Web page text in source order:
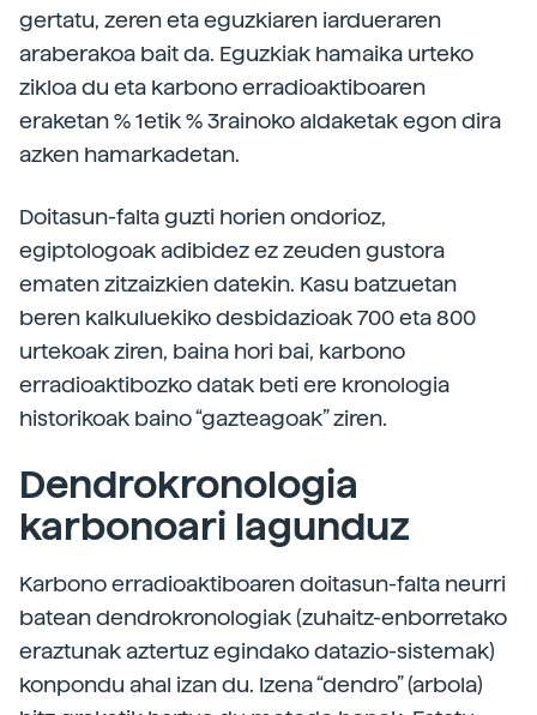
gertatu, zeren eta eguzkiaren iardueraren
araberakoa bait da. Eguzkiak hamaika urteko
zikloa du eta karbono erradioaktiboaren
eraketan % 1etik % 3rainoko aldaketak egon dira
azken hamarkadetan.
Doitasun-falta guzti horien ondorioz,
egiptologoak adibidez ez zeuden gustora
ematen zitzaizkien datekin. Kasu batzuetan
beren kalkuluekiko desbidazioak 700 eta 800
urtekoak ziren, baina hori bai, karbono
erradioaktibozko datak beti ere kronologia
historikoak baino “gazteagoak” ziren.
Dendrokronologia
karbonoari lagunduz
Karbono erradioaktiboaren doitasun-falta neurri
batean dendrokronologiak (zuhaitz-enborretako
eraztunak aztertuz egindako datazio-sistemak)
konpondu ahal izan du. Izena “dendro” (arbola)